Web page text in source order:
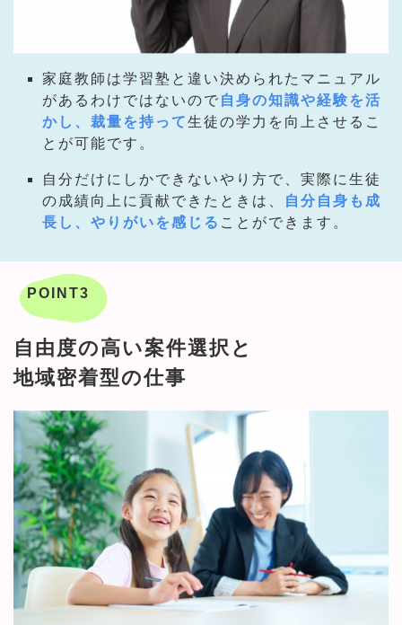
家庭教師は学習塾と違い決められたマニュアル
があるわけではないので 自身の知識や経験を活
かし、裁量を持って生徒の学力を向上させるこ
とが可能です。
自分だけにしかできないやり方で、実際に生徒
の成績向上に貢献できたときは、
自分自身も成
長し、やりがいを感じる ことができます。
POINT3
自由度の高い案件選択と
地域密着型の仕事